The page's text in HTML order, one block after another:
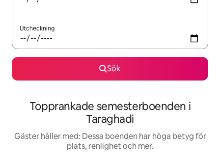
Utcheckning
Sök
Topprankade semesterboenden i
Taraghadi
Gäster håller med: Dessa boenden har höga betyg för
plats, renlighet och mer.